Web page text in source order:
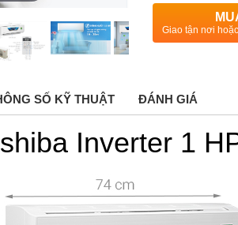
Giao tận nơi
SỐ KỸ THUẬT ĐÁNH GIÁ
Inverter 1